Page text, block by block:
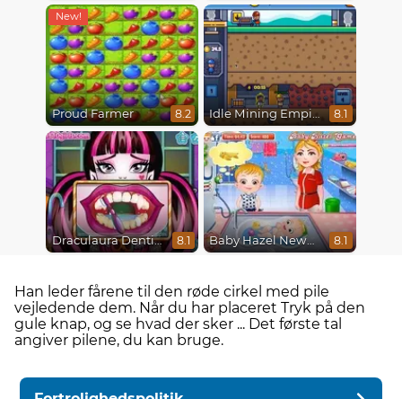
Proud Farmer 8.2 Idle Mining Empire 8.1
Draculaura Dentist 8.1 Baby Hazel Newborn Vaccination 8.1
Han leder fårene til den røde cirkel med pile
vejledende dem. Når du har placeret Tryk på den
gule knap, og se hvad der sker ... Det første tal
angiver pilene, du kan bruge.